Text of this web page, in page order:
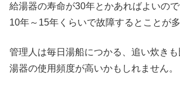
給湯器の寿命が30年とかあればよいの
10年～15年くらいで故障するとことが多
管理人は毎日湯船につかる、追い炊き
湯器の使用頻度が高いかもしれません。